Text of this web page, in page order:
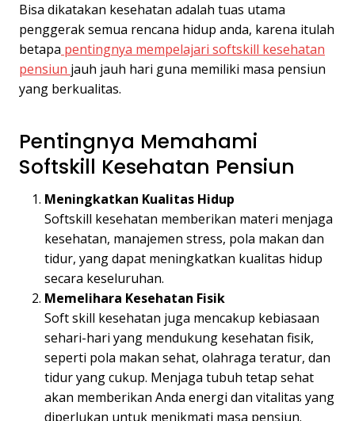
Bisa dikatakan kesehatan adalah tuas utama
penggerak semua rencana hidup anda, karena itulah
betapa pentingnya mempelajari softskill kesehatan
pensiun jauh jauh hari guna memiliki masa pensiun
yang berkualitas.
Pentingnya Memahami
Softskill Kesehatan Pensiun
Meningkatkan Kualitas Hidup
Softskill kesehatan memberikan materi menjaga
kesehatan, manajemen stress, pola makan dan
tidur, yang dapat meningkatkan kualitas hidup
secara keseluruhan.
Memelihara Kesehatan Fisik
Soft skill kesehatan juga mencakup kebiasaan
sehari-hari yang mendukung kesehatan fisik,
seperti pola makan sehat, olahraga teratur, dan
tidur yang cukup. Menjaga tubuh tetap sehat
akan memberikan Anda energi dan vitalitas yang
diperlukan untuk menikmati masa pensiun.